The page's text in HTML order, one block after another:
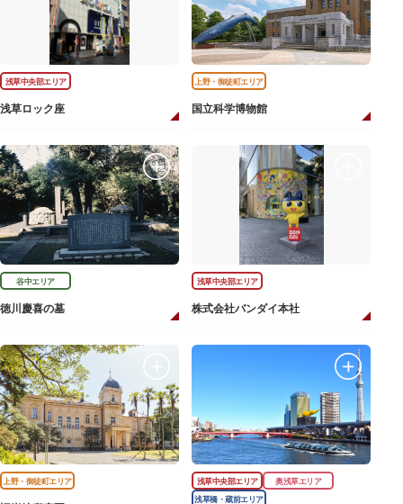
浅草中央部エリア
浅草ロック座
上野・御徒町エリア
国立科学博物館
谷中エリア
徳川慶喜の墓
浅草中央部エリア
株式会社バンダイ本社
上野・御徒町エリア 浅草中央部エリア
奥浅草エリア
浅草橋・蔵前エリア